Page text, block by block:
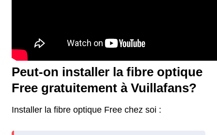
Peut-on installer la fibre optique
Free gratuitement à Vuillafans?
Installer la fibre optique Free chez soi :